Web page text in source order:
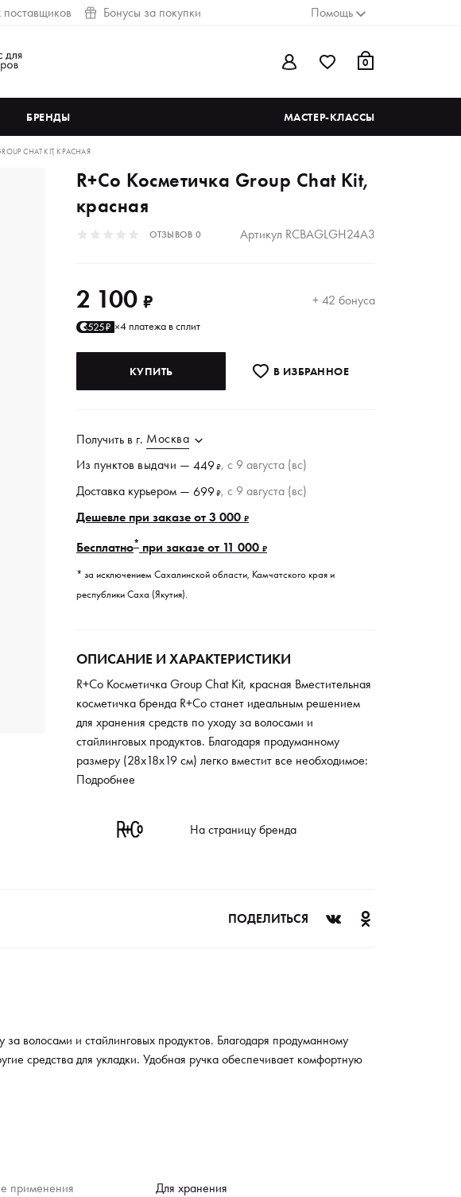
Бонусы за покупки Помощь
0
БРЕНДЫ МАСТЕР-КЛАССЫ
CHAT KIT, КРАСНАЯ
R+Co Косметичка Group Chat Kit,
красная
ОТЗЫВОВ 0 Артикул RCBAGLGH24A3
2 100 ₽ + 42 бонуса
525₽ ×4 платежа в сплит
КУПИТЬ В ИЗБРАННОE
Получить в г. Москва
Из пунктов выдачи —449₽, c 9 августа (вс)
Доставка курьером —699₽, c 9 августа (вс)
Дешевле при заказе от 3 000₽
Бесплатно* при заказе от 11 000₽
* за исключением Сахалинской области, Камчатского края и
республики Саха (Якутия).
ОПИСАНИЕ И ХАРАКТЕРИСТИКИ
R+Co Косметичка Group Chat Kit, красная Вместительная
косметичка бренда R+Co станет идеальным решением
для хранения средств по уходу за волосами и
стайлинговых продуктов. Благодаря продуманному
размеру (28х18х19 см) легко вместит все необходимое:
шампуни, кондиционеры, маски, спреи и другие
комфортную переноску.
Подробнее
На страницу бренда
ПОДЕЛИТЬСЯ
волосами и стайлинговых продуктов. Благодаря продуманному
средства для укладки. Удобная ручка обеспечивает комфортную
применения
Для хранения